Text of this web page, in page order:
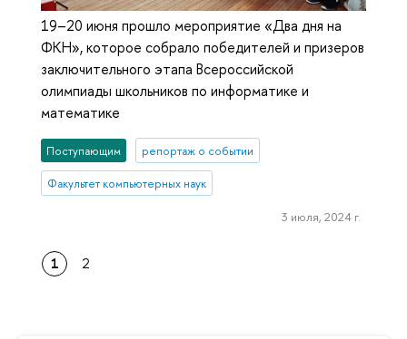
19–20 июня прошло мероприятие «Два дня на
ФКН», которое собрало победителей и призеров
заключительного этапа Всероссийской
олимпиады школьников по информатике и
математике
Поступающим репортаж о событии
Факультет компьютерных наук
3 июля, 2024 г.
1 2